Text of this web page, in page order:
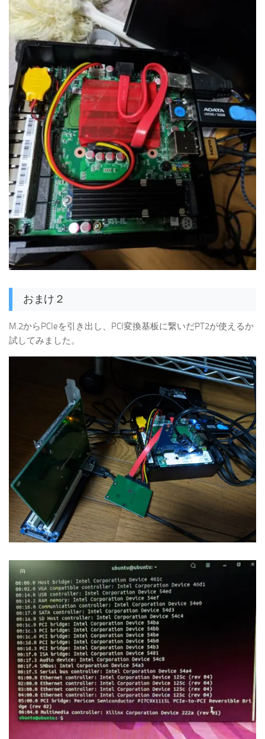
おまけ２
M.2からPCIeを引き出し、PCI変換基板に繋いだPT2が使えるか
試してみました。